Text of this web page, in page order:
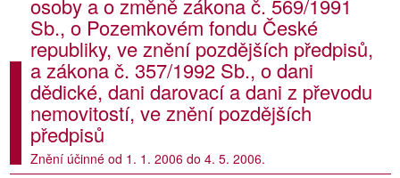
osoby a o změně zákona č. 569/1991
Sb., o Pozemkovém fondu České
republiky, ve znění pozdějších předpisů,
a zákona č. 357/1992 Sb., o dani
dědické, dani darovací a dani z převodu
nemovitostí, ve znění pozdějších
předpisů
Znění účinné od 1. 1. 2006 do 4. 5. 2006.